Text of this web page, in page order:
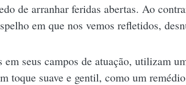
de arranhar feridas abertas. Ao
em que nos vemos refletidos,
em seus campos de atuação, utilizam
toque suave e gentil, como um